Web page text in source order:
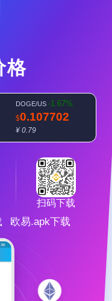
格
DOGE/US -1.67%
$0.107702
¥ 0.79
扫码下载
欧易.apk下载